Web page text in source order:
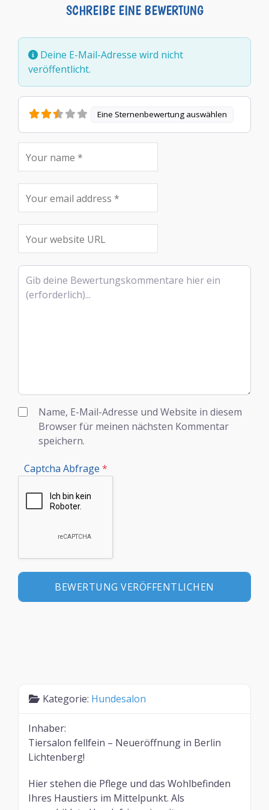
SCHREIBE EINE BEWERTUNG
Deine E-Mail-Adresse wird nicht
veröffentlicht.
Eine Sternenbewertung auswählen
Rezensionstext
Name, E-Mail-Adresse und Website in diesem
Browser für meinen nächsten Kommentar
speichern.
Captcha Abfrage *
Kategorie: Hundesalon
Inhaber:
Tiersalon fellfein – Neueröffnung in Berlin
Lichtenberg!
Hier stehen die Pflege und das Wohlbefinden
Ihres Haustiers im Mittelpunkt. Als